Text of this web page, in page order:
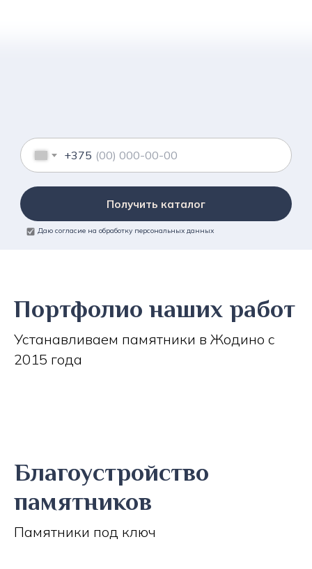
+375
Получить каталог
Даю согласие на обработку персональных данных
Портфолио наших работ
Устанавливаем памятники в Жодино с
2015 года
Благоустройство
памятников
Памятники под ключ